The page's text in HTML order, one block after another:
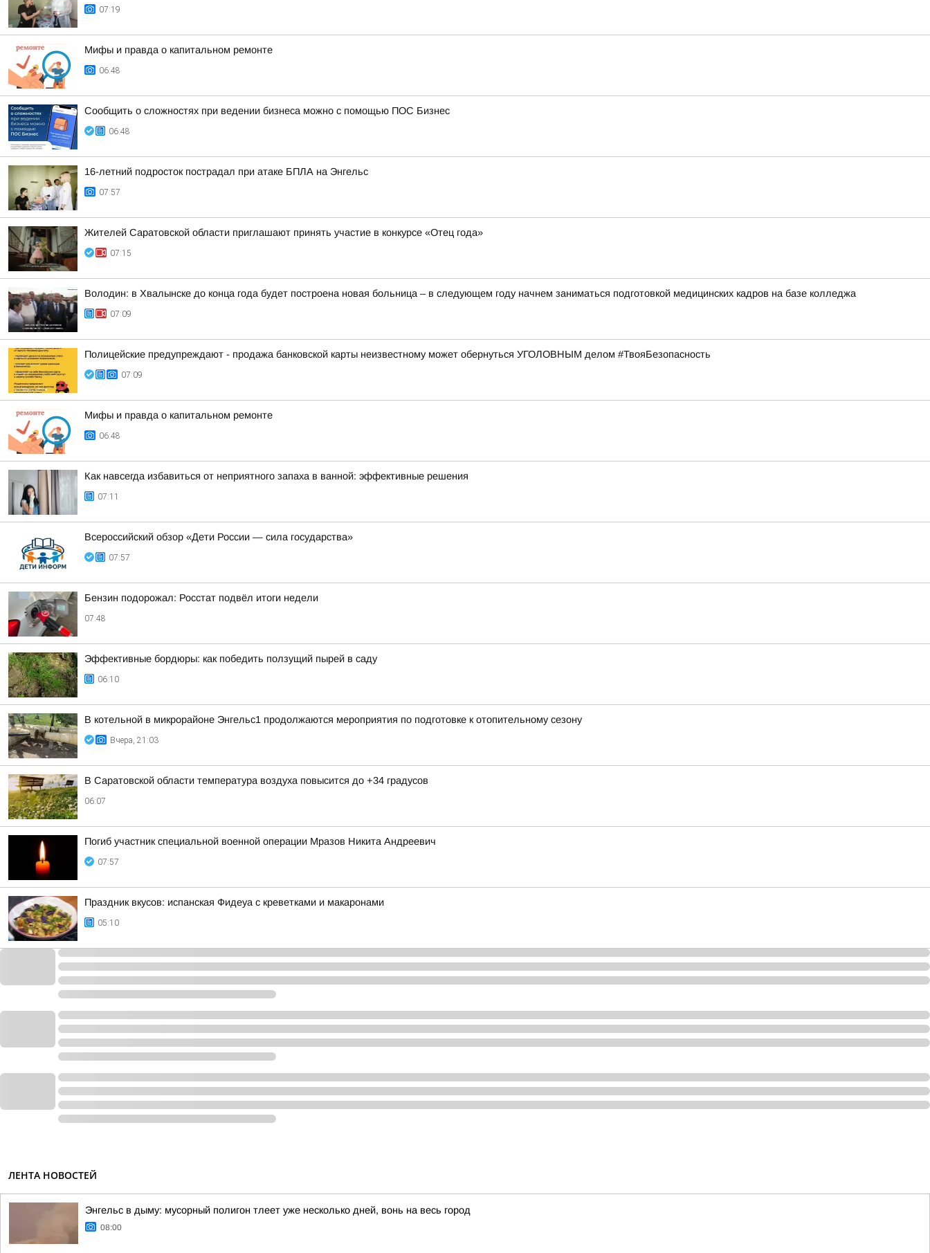
07:19
Мифы и правда о капитальном ремонте
06:48
Сообщить о сложностях при ведении бизнеса можно с помощью ПОС Бизнес
06:48
16-летний подросток пострадал при атаке БПЛА на Энгельс
07:57
Жителей Саратовской области приглашают принять участие в конкурсе «Отец года»
07:15
Володин: в Хвалынске до конца года будет построена новая больница – в следующем году начнем заниматься подготовкой медицинских кадров на базе колледжа
07:09
Полицейские предупреждают - продажа банковской карты неизвестному может обернуться УГОЛОВНЫМ делом #ТвояБезопасность
07:09
Мифы и правда о капитальном ремонте
06:48
Как навсегда избавиться от неприятного запаха в ванной: эффективные решения
07:11
Всероссийский обзор «Дети России — сила государства»
07:57
Бензин подорожал: Росстат подвёл итоги недели
07:48
Эффективные бордюры: как победить ползущий пырей в саду
06:10
В котельной в микрорайоне Энгельс1 продолжаются мероприятия по подготовке к отопительному сезону
Вчера, 21:03
В Саратовской области температура воздуха повысится до +34 градусов
06:07
Погиб участник специальной военной операции Мразов Никита Андреевич
07:57
Праздник вкусов: испанская Фидеуа с креветками и макаронами
05:10
ЛЕНТА НОВОСТЕЙ
Энгельс в дыму: мусорный полигон тлеет уже несколько дней, вонь на весь город
08:00